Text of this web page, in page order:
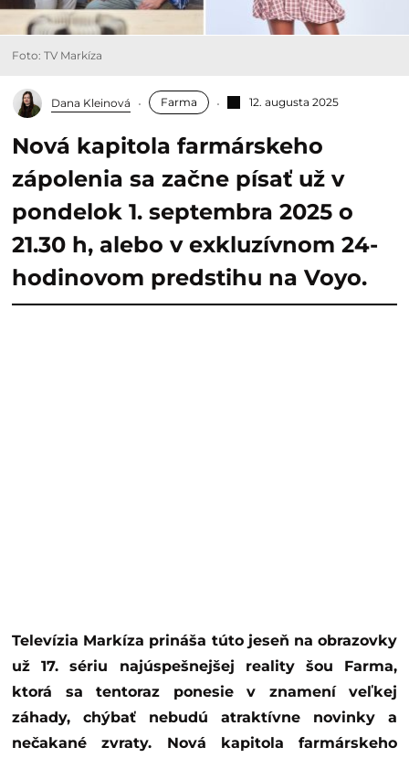
Foto: TV Markíza
Dana Kleinová Farma 12. augusta 2025
Nová kapitola farmárskeho
zápolenia sa začne písať už v
pondelok 1. septembra 2025 o
21.30 h, alebo v exkluzívnom 24-
hodinovom predstihu na Voyo.
Televízia Markíza prináša túto jeseň na obrazovky
už 17. sériu najúspešnejšej reality šou Farma,
ktorá sa tentoraz ponesie v znamení veľkej
záhady, chýbať nebudú atraktívne novinky a
nečakané zvraty. Nová kapitola farmárskeho